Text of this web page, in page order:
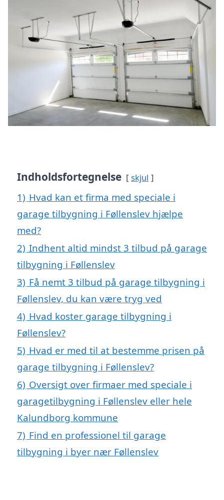
Indholdsfortegnelse skjul
1) Hvad kan et firma med speciale i
garage tilbygning i Føllenslev hjælpe
med?
2) Indhent altid mindst 3 tilbud på garage
tilbygning i Føllenslev
3) Få nemt 3 tilbud på garage tilbygning i
Føllenslev, du kan være tryg ved
4) Hvad koster garage tilbygning i
Føllenslev?
5) Hvad er med til at bestemme prisen på
garage tilbygning i Føllenslev?
6) Oversigt over firmaer med speciale i
garagetilbygning i Føllenslev eller hele
Kalundborg kommune
7) Find en professionel til garage
tilbygning i byer nær Føllenslev